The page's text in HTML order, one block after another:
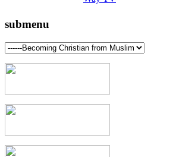
submenu